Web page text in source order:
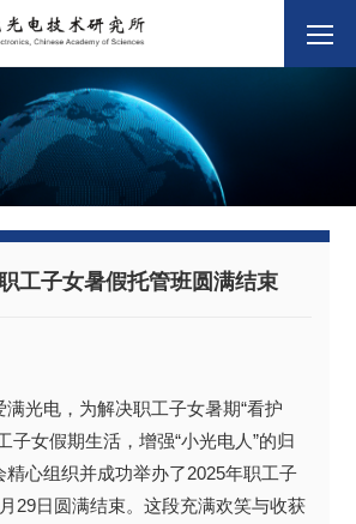
工子女暑假托管班圆满结束
满光电，为解决职工子女暑期“看护
子女假期生活，增强“小光电人”的归
精心组织并成功举办了2025年职工子
29日圆满结束。这段充满欢笑与收获